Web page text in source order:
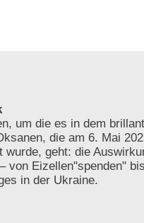
um die es in dem
die am 6. Mai
geht: die
von Eizellen"spenden"
in der Ukraine.